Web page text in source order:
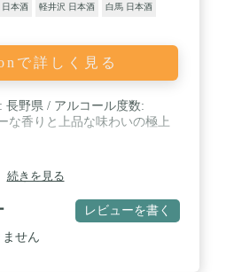
日本酒 軽井沢 日本酒 白馬 日本酒
で詳しく見る
長野県 / アルコール度数:
な香りと上品な味わいの極上
続きを見る
レビューを書く
せん